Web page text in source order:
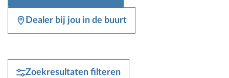
Dealer bij jou in de buurt
Zoekresultaten filteren